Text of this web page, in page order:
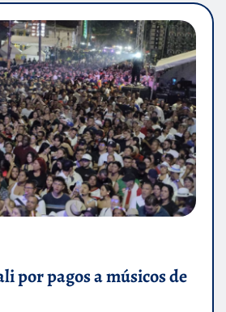
por pagos a músicos de